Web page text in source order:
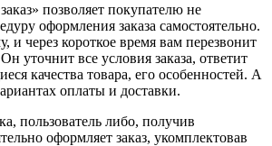
позволяет покупателю не
оформления заказа самостоятельно.
и через короткое время вам перезвонит
уточнит все условия заказа, ответит
качества товара, его особенностей. А
оплаты и доставки.
пользователь либо, получив
оформляет заказ, укомплектовав